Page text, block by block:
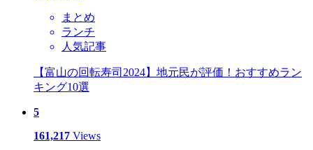
まとめ
ランチ
人気記事
【富山の回転寿司2024】地元民が評価！おすすめラン
キング10選
5
161,217 Views